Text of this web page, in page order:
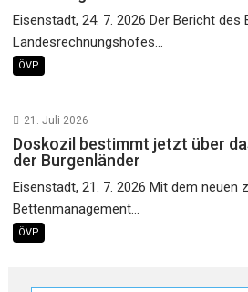
Eisenstadt, 24. 7. 2026 Der Bericht des
Landesrechnungshofes...
ÖVP
21. Juli 2026
Doskozil bestimmt jetzt über
der Burgenländer
Eisenstadt, 21. 7. 2026 Mit dem neuen
Bettenmanagement...
ÖVP